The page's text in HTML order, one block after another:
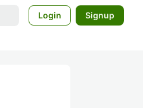
Login Signup